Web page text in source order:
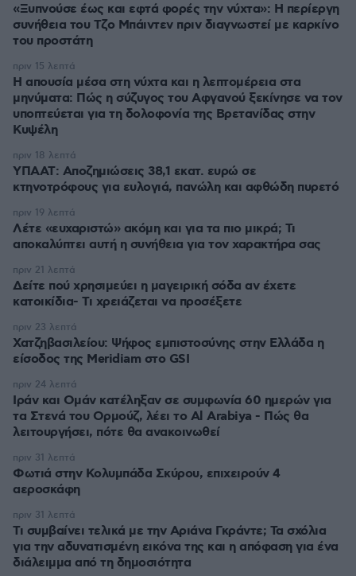
«Ξυπνούσε έως και εφτά φορές την νύχτα»: Η περίεργη
συνήθεια του Τζο Μπάιντεν πριν διαγνωστεί με καρκίνο
του προστάτη
Η απουσία μέσα στη νύχτα και η λεπτομέρεια στα
μηνύματα: Πώς η σύζυγος του Αφγανού ξεκίνησε να τον
υποπτεύεται για τη δολοφονία της Βρετανίδας στην
Κυψέλη
πριν 15 λεπτά
ΥΠΑΑΤ: Αποζημιώσεις 38,1 εκατ. ευρώ σε
κτηνοτρόφους για ευλογιά, πανώλη και αφθώδη πυρετό
πριν 18 λεπτά
Λέτε «ευχαριστώ» ακόμη και για τα πιο μικρά; Τι
αποκαλύπτει αυτή η συνήθεια για τον χαρακτήρα σας
πριν 19 λεπτά
Δείτε πού χρησιμεύει η μαγειρική σόδα αν έχετε
κατοικίδια- Τι χρειάζεται να προσέξετε
πριν 21 λεπτά
Χατζηβασιλείου: Ψήφος εμπιστοσύνης στην Ελλάδα η
είσοδος της Meridiam στο GSI
πριν 23 λεπτά
Ιράν και Ομάν κατέληξαν σε συμφωνία 60 ημερών για
τα Στενά του Ορμούζ, λέει το Al Arabiya - Πώς θα
λειτουργήσει, πότε θα ανακοινωθεί
πριν 24 λεπτά
Φωτιά στην Κολυμπάδα Σκύρου, επιχειρούν 4
αεροσκάφη
πριν 31 λεπτά
Τι συμβαίνει τελικά με την Αριάνα Γκράντε; Τα σχόλια
για την αδυνατισμένη εικόνα της και η απόφαση για ένα
διάλειμμα από τη δημοσιότητα
πριν 31 λεπτά